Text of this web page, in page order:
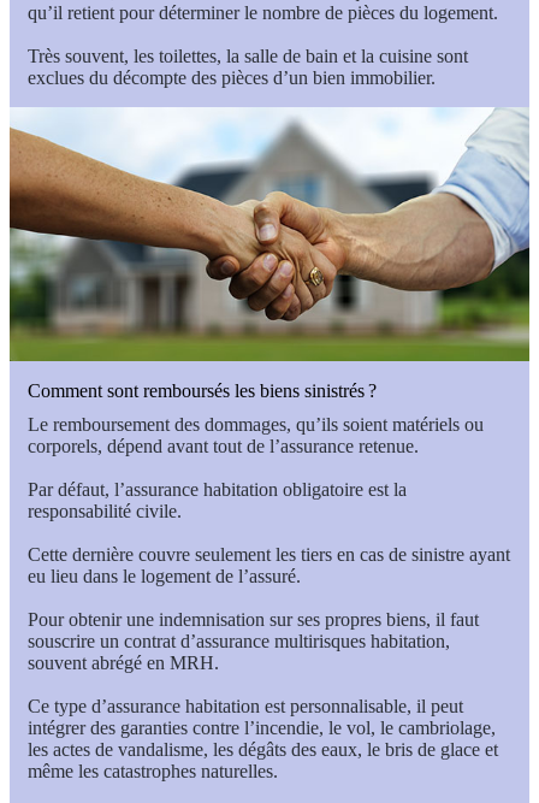
qu’il retient pour déterminer le nombre de pièces du logement.
Très souvent, les toilettes, la salle de bain et la cuisine sont
exclues du décompte des pièces d’un bien immobilier.
Comment sont remboursés les biens sinistrés ?
Le remboursement des dommages, qu’ils soient matériels ou
corporels, dépend avant tout de l’assurance retenue.
Par défaut, l’assurance habitation obligatoire est la
responsabilité civile.
Cette dernière couvre seulement les tiers en cas de sinistre ayant
eu lieu dans le logement de l’assuré.
Pour obtenir une indemnisation sur ses propres biens, il faut
souscrire un contrat d’assurance multirisques habitation,
souvent abrégé en MRH.
Ce type d’assurance habitation est personnalisable, il peut
intégrer des garanties contre l’incendie, le vol, le cambriolage,
les actes de vandalisme, les dégâts des eaux, le bris de glace et
même les catastrophes naturelles.